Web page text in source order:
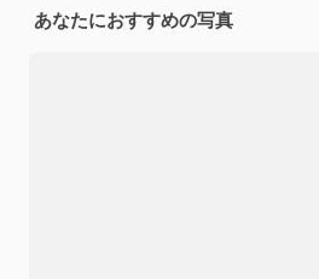
あなたにおすすめの写真